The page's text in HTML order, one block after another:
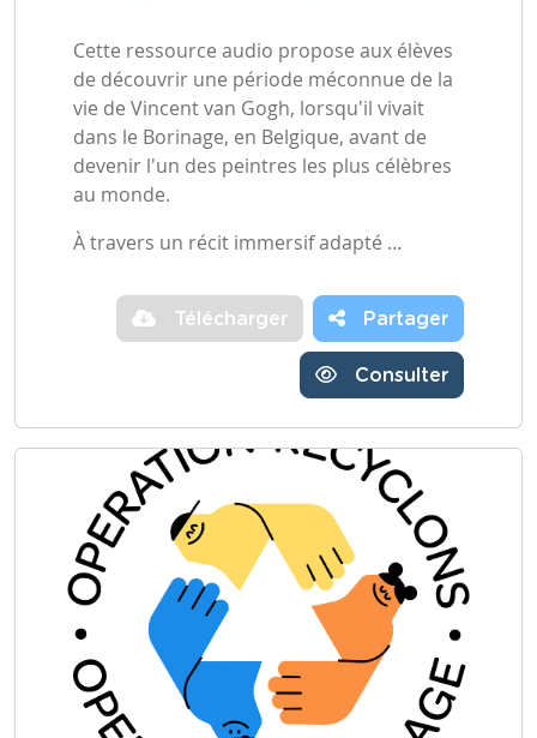
Cette ressource audio propose aux élèves
de découvrir une période méconnue de la
vie de Vincent van Gogh, lorsqu'il vivait
dans le Borinage, en Belgique, avant de
devenir l'un des peintres les plus célèbres
au monde.
À travers un récit immersif adapté …
Télécharger Partager
Consulter